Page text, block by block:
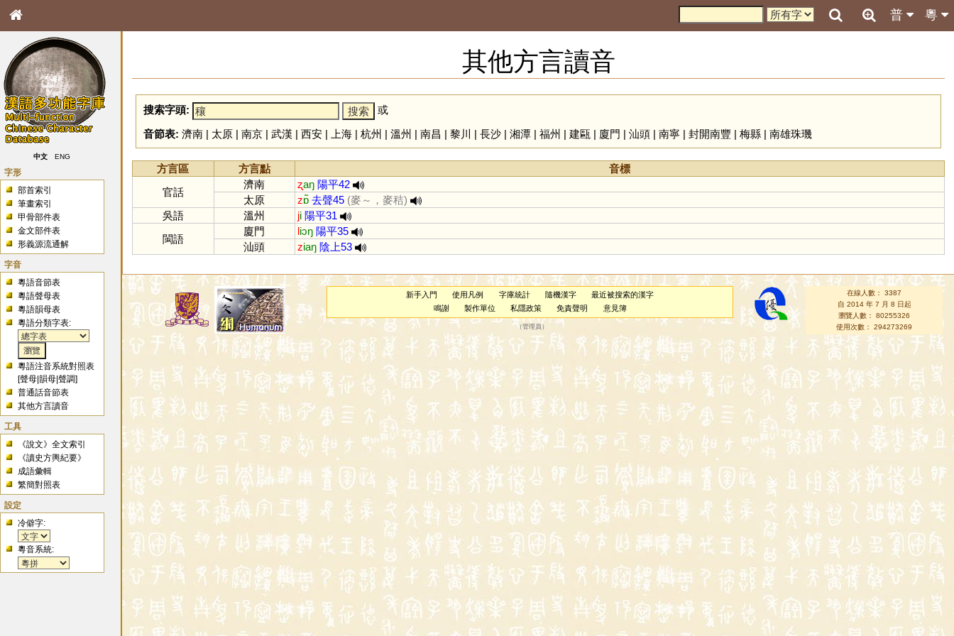
粵
普
中文 ENG
字形
部首索引
筆畫索引
甲骨部件表
金文部件表
形義源流通解
字音
粵語音節表
粵語聲母表
粵語韻母表
粵語分類字表:
粵語注音系統對照表
[聲母 |韻母 |聲調]
普通話音節表
其他方言讀音
工具
《說文》全文索引
《讀史方輿紀要》
成語彙輯
繁簡對照表
設定
冷僻字:
粵音系統:
其他方言讀音
搜索字頭:
或
音節表: 濟南| 太原| 南京| 武漢 | 西安| 上海| 杭州 | 溫州 | 南昌 | 黎川 | 長沙| 湘潭| 福州 | 建甌 | 廈門 | 汕頭| 南寧| 封開南豐 | 梅縣| 南雄珠璣
方言區 方言點
音標
官話
濟南 ʐaŋ 陽平42
太原
zɒ̃ 去聲45 (麥～，麥秸)
吳語
溫州 ji 陽平31
閩語
廈門 liɔŋ 陽平35
汕頭
ziaŋ 陰上53
新手入門 使用凡例 字庫統計 隨機漢字
最近被搜索的漢字
鳴謝
製作單位 私隱政策 免責聲明 意見簿
（管理員 ）
在線人數： 3387
自 2014 年 7 月 8 日起
瀏覽人數： 80255326
使用次數： 294273269